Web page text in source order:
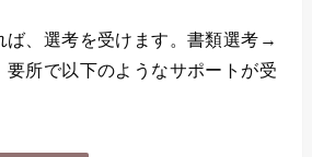
ば、選考を受けます。書類選考→
要所で以下のようなサポートが受